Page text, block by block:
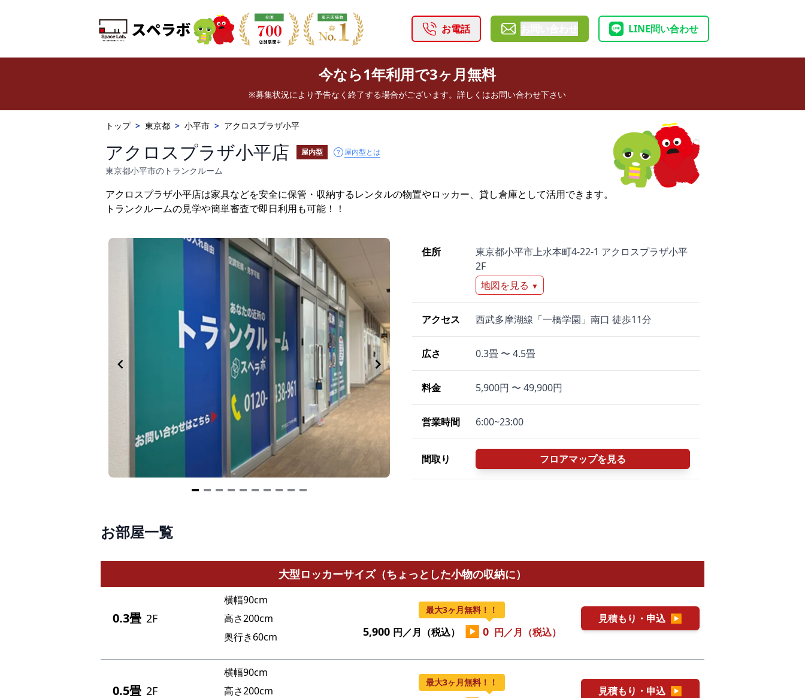
お電話 LINE問い合わせ
今なら1年利用で3ヶ月無料
※募集状況により予告なく終了する場合がございます。詳しくはお問い合わせ下さい
トップ > 東京都 > 小平市 > アクロスプラザ小平
アクロスプラザ小平店 屋内型 屋内型とは
東京都小平市のトランクルーム
アクロスプラザ小平店は家具などを安全に保管・収納するレンタルの物置やロッカー、貸し倉庫として活用できます。
トランクルームの見学や簡単審査で即日利用も可能！！
of
10
住所
東京都小平市上水本町4-22-1 アクロスプラザ小平
2F
地図を見る ▼
アクセス 西武多摩湖線「一橋学園」南口 徒歩11分
広さ 0.3畳 〜 4.5畳
料金 5,900円 〜 49,900円
営業時間 6:00~23:00
間取り フロアマップを見る
お部屋一覧
大型ロッカーサイズ（ちょっとした小物の収納に）
0.3畳 2F
横幅90cm
高さ200cm
奥行き60cm
最大3ヶ月無料！！
5,900 円／月（税込） ▶ 0 円／月（税込）
見積もり・申込 ▶
0.5畳 2F
横幅90cm
高さ200cm
最大3ヶ月無料！！
見積もり・申込 ▶